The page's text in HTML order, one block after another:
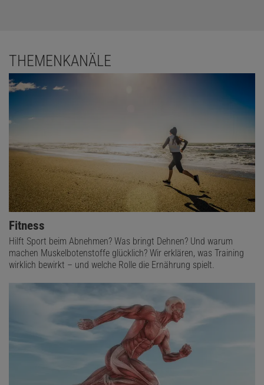
THEMENKANÄLE
Fitness
Hilft Sport beim Abnehmen? Was bringt Dehnen? Und warum
machen Muskelbotenstoffe glücklich? Wir erklären, was Training
wirklich bewirkt – und welche Rolle die Ernährung spielt.